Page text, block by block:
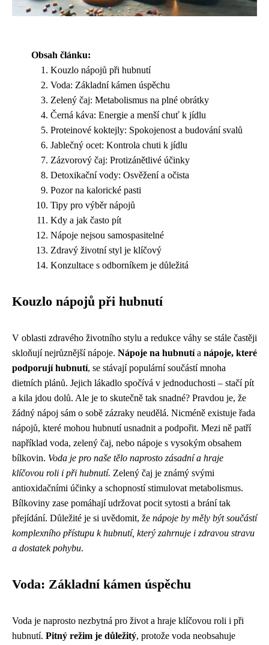
Obsah článku:
Kouzlo nápojů při hubnutí
Voda: Základní kámen úspěchu
Zelený čaj: Metabolismus na plné obrátky
Černá káva: Energie a menší chuť k jídlu
Proteinové koktejly: Spokojenost a budování svalů
Jablečný ocet: Kontrola chuti k jídlu
Zázvorový čaj: Protizánětlivé účinky
Detoxikační vody: Osvěžení a očista
Pozor na kalorické pasti
Tipy pro výběr nápojů
Kdy a jak často pít
Nápoje nejsou samospasitelné
Zdravý životní styl je klíčový
Konzultace s odborníkem je důležitá
Kouzlo nápojů při hubnutí
V oblasti zdravého životního stylu a redukce váhy se stále častěji
skloňují nejrůznější nápoje. Nápoje na hubnutía nápoje, které
podporují hubnutí, se stávají populární součástí mnoha
dietních plánů. Jejich lákadlo spočívá v jednoduchosti – stačí pít
a kila jdou dolů. Ale je to skutečně tak snadné? Pravdou je, že
žádný nápoj sám o sobě zázraky neudělá. Nicméně existuje řada
nápojů, které mohou hubnutí usnadnit a podpořit. Mezi ně patří
například voda, zelený čaj, nebo nápoje s vysokým obsahem
bílkovin. Voda je pro naše tělo naprosto zásadní a hraje
klíčovou roli i při hubnutí. Zelený čaj je známý svými
antioxidačními účinky a schopností stimulovat metabolismus.
Bílkoviny zase pomáhají udržovat pocit sytosti a brání tak
přejídání. Důležité je si uvědomit, že nápoje by měly být součástí
komplexního přístupu k hubnutí, který zahrnuje i zdravou stravu
a dostatek pohybu.
Voda: Základní kámen úspěchu
Voda je naprosto nezbytná pro život a hraje klíčovou roli i při
hubnutí. Pitný režim je důležitý, protože voda neobsahuje